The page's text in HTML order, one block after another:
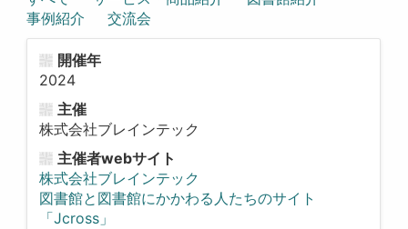
事例紹介
交流会
開催年
2024
主催
株式会社ブレインテック
主催者webサイト
株式会社ブレインテック
図書館と図書館にかかわる人たちのサイト
「Jcross」